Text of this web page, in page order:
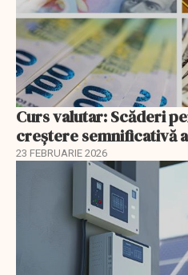
Curs valutar: Scăderi
creștere semnificativă
23 FEBRUARIE 2026